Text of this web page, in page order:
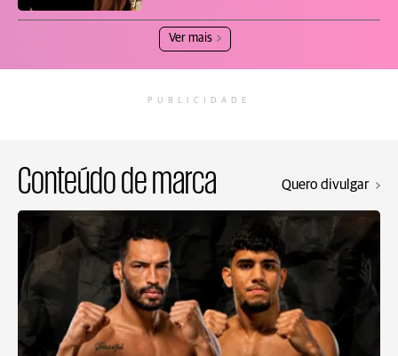
Ver mais
PUBLICIDADE
Conteúdo de marca Quero divulgar